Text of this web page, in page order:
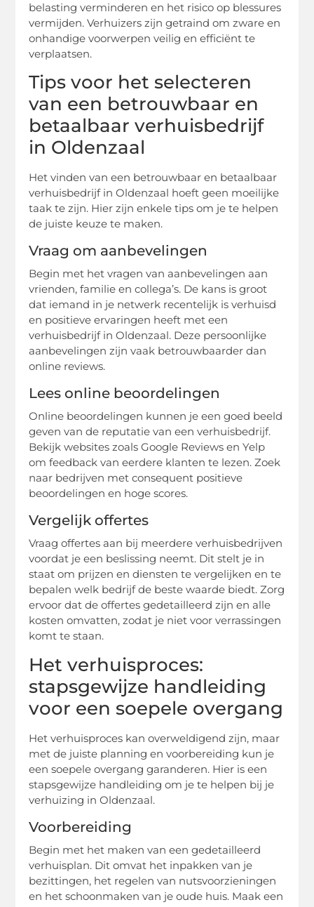
belasting verminderen en het risico op blessures
vermijden. Verhuizers zijn getraind om zware en
onhandige voorwerpen veilig en efficiënt te
verplaatsen.
Tips voor het selecteren
van een betrouwbaar en
betaalbaar verhuisbedrijf
in Oldenzaal
Het vinden van een betrouwbaar en betaalbaar
verhuisbedrijf in Oldenzaal hoeft geen moeilijke
taak te zijn. Hier zijn enkele tips om je te helpen
de juiste keuze te maken.
Vraag om aanbevelingen
Begin met het vragen van aanbevelingen aan
vrienden, familie en collega’s. De kans is groot
dat iemand in je netwerk recentelijk is verhuisd
en positieve ervaringen heeft met een
verhuisbedrijf in Oldenzaal. Deze persoonlijke
aanbevelingen zijn vaak betrouwbaarder dan
online reviews.
Lees online beoordelingen
Online beoordelingen kunnen je een goed beeld
geven van de reputatie van een verhuisbedrijf.
Bekijk websites zoals Google Reviews en Yelp
om feedback van eerdere klanten te lezen. Zoek
naar bedrijven met consequent positieve
beoordelingen en hoge scores.
Vergelijk offertes
Vraag offertes aan bij meerdere verhuisbedrijven
voordat je een beslissing neemt. Dit stelt je in
staat om prijzen en diensten te vergelijken en te
bepalen welk bedrijf de beste waarde biedt. Zorg
ervoor dat de offertes gedetailleerd zijn en alle
kosten omvatten, zodat je niet voor verrassingen
komt te staan.
Het verhuisproces:
stapsgewijze handleiding
voor een soepele overgang
Het verhuisproces kan overweldigend zijn, maar
met de juiste planning en voorbereiding kun je
een soepele overgang garanderen. Hier is een
stapsgewijze handleiding om je te helpen bij je
verhuizing in Oldenzaal.
Voorbereiding
Begin met het maken van een gedetailleerd
verhuisplan. Dit omvat het inpakken van je
bezittingen, het regelen van nutsvoorzieningen
en het schoonmaken van je oude huis. Maak een